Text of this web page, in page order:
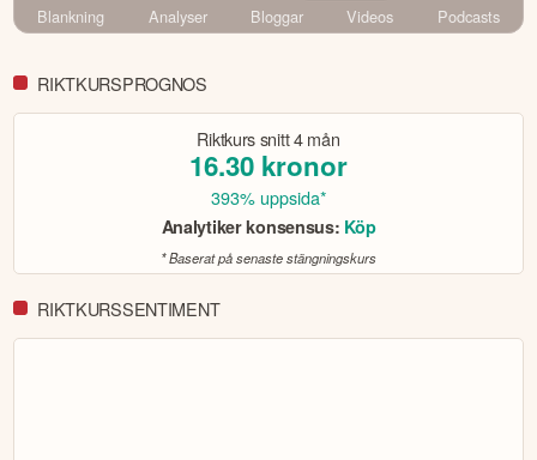
Blankning
Analyser Bloggar Videos Podcasts
RIKTKURSPROGNOS
Riktkurs snitt4 mån
16.30 kronor
393% uppsida*
Analytiker konsensus: Köp
* Baserat på senaste stängningskurs
RIKTKURSSENTIMENT